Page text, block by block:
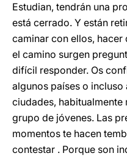
Estudian, tendrán una
está cerrado. Y están
caminar con ellos, hacer
el camino surgen
difícil responder. Os
algunos países o incluso
ciudades, habitualmente
grupo de jóvenes. Las
momentos te hacen
contestar . Porque son